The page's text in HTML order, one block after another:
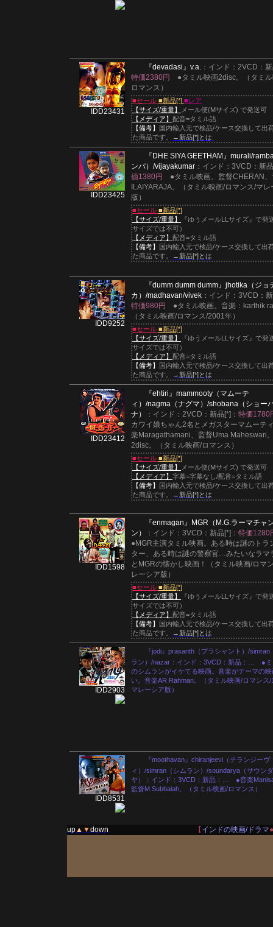
IDD23431
『devadasi』 v.a. ：インド：2VCD：
特価2380円
●タミル映画2disc。（タミ
ロマンス）
■セール ■新品[*] ■レア
【サイズ/重量】
メール便(Mサイズ) で発送可
【メディア】 配音=タミル語
【備考】
国内輸入元で検品/ケース交換して出
た商品です。
→新品[*]とは
IDD23425
『DHE SIYA GEETHAM』 murali/
ンバ）/vijayakumar ：インド：3VCD：新
価1380円
●タミル映画。監督CHERAN、
ILAIYARAJA。（タミル映画/ロマンス/マレ
版）
■セール ■新品[*]
【サイズ/重量】
『ゆうメールLLサイズ』で発
サイズでは不可）
【メディア】 配音=タミル語
【備考】
国内輸入元で検品/ケース交換して出
た商品です。
→新品[*]とは
IDD9252
『dumm dumm dumm』 jhotika（ジョ
カ）/madhavan/vivek ：インド：3VCD：
特価980円
●タミル映画。音楽：karthik
（タミル映画/ロマンス/2001年）
■セール ■新品[*]
【サイズ/重量】
『ゆうメールLLサイズ』で発
サイズでは不可）
【メディア】 配音=タミル語
【備考】
国内輸入元で検品/ケース交換して出
た商品です。
→新品[*]とは
IDD23412
『ehtiri』 mammooty（マムーテ
ィ）/nagma（ナグマ）/shobana（ショー
ナ）
：インド：2VCD：新品[*]： 特価1780
カワイ娘ちゃん2名とメガスターマムーテ
楽Maragathamani、監督Uma Maheswari
2disc。（タミル映画/ロマンス）
■セール ■新品[*]
【サイズ/重量】
メール便(Mサイズ) で発送可
【メディア】 字幕=字幕なし/配音=タミル語
【備考】
国内輸入元で検品/ケース交換して出
た商品です。
→新品[*]とは
IDD1598
『enmagan』
MGR（M.G.ラーマチャ
ン）
：インド：3VCD：新品[*]： 特価1280
●MGR主演タミル映画。ある時は謎のトラ
ター、ある時は謎の警察官…みたいなラマ
とMGRの懐かし映画！（タミル映画/ロマ
レーシア版）
■セール ■新品[*]
【サイズ/重量】
『ゆうメールLLサイズ』で発
サイズでは不可）
【メディア】 配音=タミル語
【備考】
国内輸入元で検品/ケース交換して出
た商品です。
→新品[*]とは
IDD2903
『jodi』prasanth（プラシャント）/simran
ラン）/nazar：インド：3VCD：新品：… ●ミ
のシムランがイケてる映画。音楽がテーマの
い。音楽AR Rahman。（タミル映画/ロマンス/
マレーシア版）
IDD8531
『moothavan』chiranjeevi（チランジーヴ
ィ）/simran（シムラン）/soundarya（サウン
ヤ）：インド：3VCD：新品：… ●音楽
監督M.Subbaiah。（タミル映画/ロマンス）
up▲ ▼down 【 インドの映画/ドラマ●